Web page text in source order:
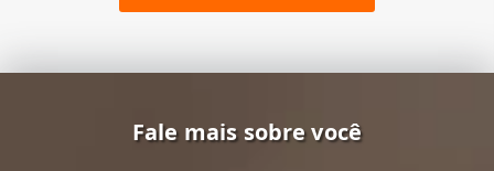
Fale mais sobre você